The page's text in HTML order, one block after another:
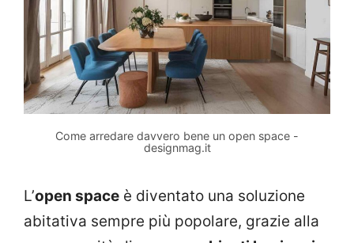
Come arredare davvero bene un open space -
designmag.it
L’open space è diventato una soluzione
abitativa sempre più popolare, grazie alla